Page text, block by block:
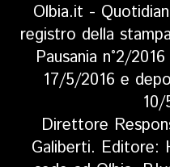
Olbia.it -
registro della
Pausania n°2/
17/5/2016 e
Direttore
Galiberti. Editore: